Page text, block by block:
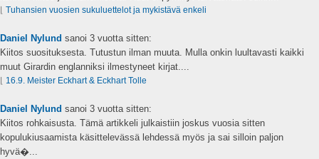
⌊ Tuhansien vuosien sukuluettelot ja mykistävä enkeli
Daniel Nylund sanoi 3 vuotta sitten:
Kiitos suosituksesta. Tutustun ilman muuta. Mulla onkin luultavasti kaikki
muut Girardin englanniksi ilmestyneet kirjat....
⌊ 16.9. Meister Eckhart & Eckhart Tolle
Daniel Nylund sanoi 3 vuotta sitten:
Kiitos rohkaisusta. Tämä artikkeli julkaistiin joskus vuosia sitten
kopulukiusaamista käsittelevässä lehdessä myös ja sai silloin paljon
hyvä�...